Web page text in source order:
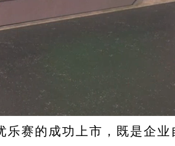
乐赛的成功上市，既是企